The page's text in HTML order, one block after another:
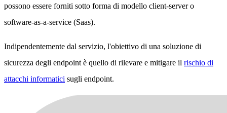
possono essere forniti sotto forma di modello client-server o
software-as-a-service (Saas).
Indipendentemente dal servizio, l'obiettivo di una soluzione di
sicurezza degli endpoint è quello di rilevare e mitigare il rischio di
attacchi informatici sugli endpoint.